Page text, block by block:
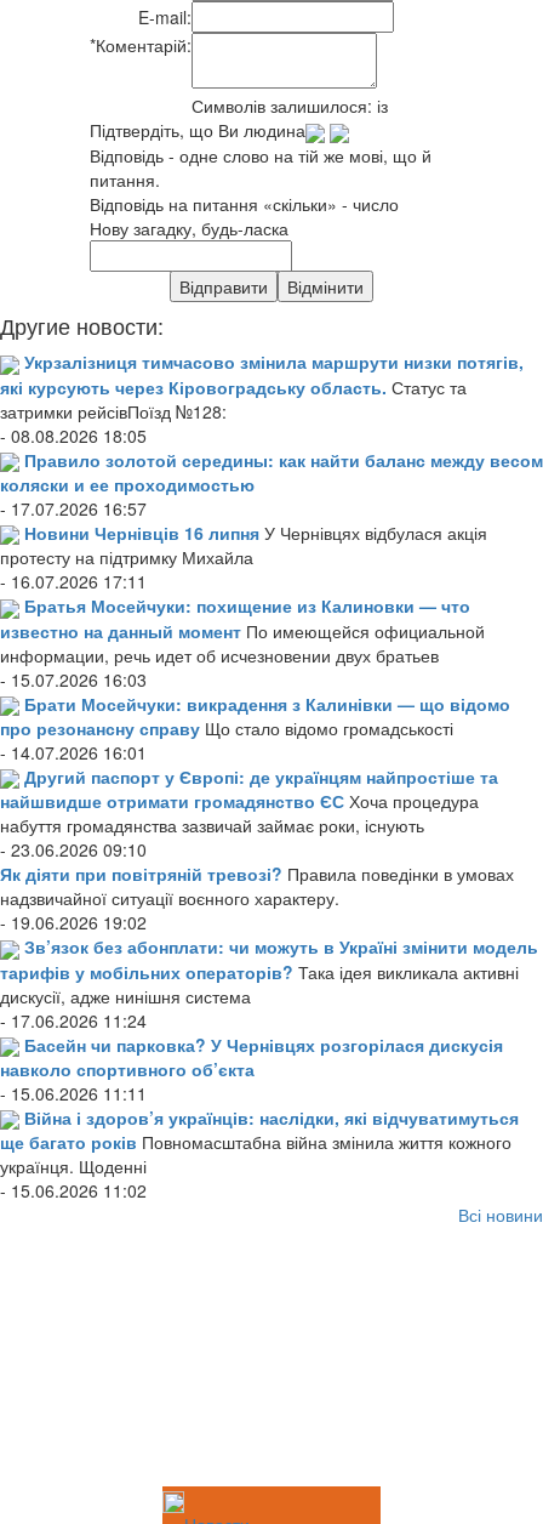
E-mail:
*Коментарій:
Символів залишилося: із
Підтвердіть, що Ви людина
Відповідь - одне слово на тій же мові, що й
питання.
Відповідь на питання «скільки» - число
Нову загадку, будь-ласка
Другие новости:
Укрзалізниця тимчасово змінила маршрути низки потягів,
які курсують через Кіровоградську область. Статус та
затримки рейсівПоїзд №128:
- 08.08.2026 18:05
Правило золотой середины: как найти баланс между весом
коляски и ее проходимостью
- 17.07.2026 16:57
Новини Чернівців 16 липня У Чернівцях відбулася акція
протесту на підтримку Михайла
- 16.07.2026 17:11
Братья Мосейчуки: похищение из Калиновки — что
известно на данный момент По имеющейся официальной
информации, речь идет об исчезновении двух братьев
- 15.07.2026 16:03
Брати Мосейчуки: викрадення з Калинівки — що відомо
про резонансну справу Що стало відомо громадськості
- 14.07.2026 16:01
Другий паспорт у Європі: де українцям найпростіше та
найшвидше отримати громадянство ЄС Хоча процедура
набуття громадянства зазвичай займає роки, існують
- 23.06.2026 09:10
Як діяти при повітряній тревозі? Правила поведінки в умовах
надзвичайної ситуації воєнного характеру.
- 19.06.2026 19:02
Зв’язок без абонплати: чи можуть в Україні змінити модель
тарифів у мобільних операторів? Така ідея викликала активні
дискусії, адже нинішня система
- 17.06.2026 11:24
Басейн чи парковка? У Чернівцях розгорілася дискусія
навколо спортивного об’єкта
- 15.06.2026 11:11
Війна і здоров’я українців: наслідки, які відчуватимуться
ще багато років Повномасштабна війна змінила життя кожного
українця. Щоденні
- 15.06.2026 11:02
Всі новини